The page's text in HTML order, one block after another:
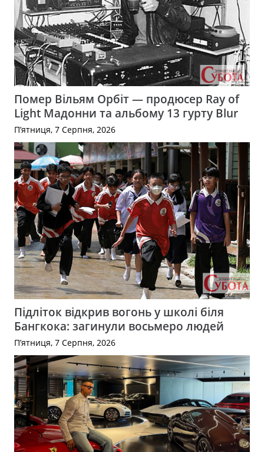
Помер Вільям Орбіт — продюсер Ray of
Light Мадонни та альбому 13 гурту Blur
П’ятниця, 7 Серпня, 2026
Підліток відкрив вогонь у школі біля
Бангкока: загинули восьмеро людей
П’ятниця, 7 Серпня, 2026